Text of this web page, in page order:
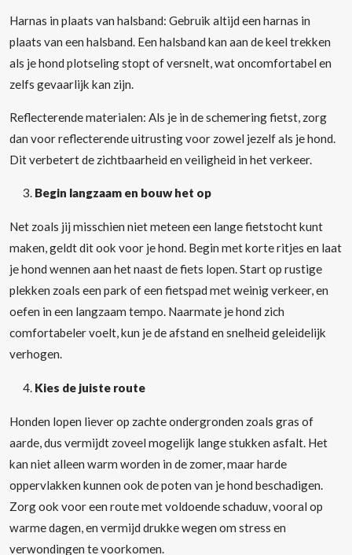
Harnas in plaats van halsband: Gebruik altijd een harnas in
plaats van een halsband. Een halsband kan aan de keel trekken
als je hond plotseling stopt of versnelt, wat oncomfortabel en
zelfs gevaarlijk kan zijn.
Reflecterende materialen: Als je in de schemering fietst, zorg
dan voor reflecterende uitrusting voor zowel jezelf als je hond.
Dit verbetert de zichtbaarheid en veiligheid in het verkeer.
Begin langzaam en bouw het op
Net zoals jij misschien niet meteen een lange fietstocht kunt
maken, geldt dit ook voor je hond. Begin met korte ritjes en laat
je hond wennen aan het naast de fiets lopen. Start op rustige
plekken zoals een park of een fietspad met weinig verkeer, en
oefen in een langzaam tempo. Naarmate je hond zich
comfortabeler voelt, kun je de afstand en snelheid geleidelijk
verhogen.
Kies de juiste route
Honden lopen liever op zachte ondergronden zoals gras of
aarde, dus vermijdt zoveel mogelijk lange stukken asfalt. Het
kan niet alleen warm worden in de zomer, maar harde
oppervlakken kunnen ook de poten van je hond beschadigen.
Zorg ook voor een route met voldoende schaduw, vooral op
warme dagen, en vermijd drukke wegen om stress en
verwondingen te voorkomen.